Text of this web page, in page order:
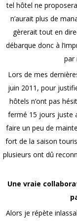
tel hôtel ne
n’aurait plus de
gèrerait tout en
débarque donc à
par
Lors de mes
juin 2011, pour
hôtels n’ont pas
fermé 15 jours juste
faire un peu de
fort de la saison
plusieurs ont dû
Une vraie
Alors je répète